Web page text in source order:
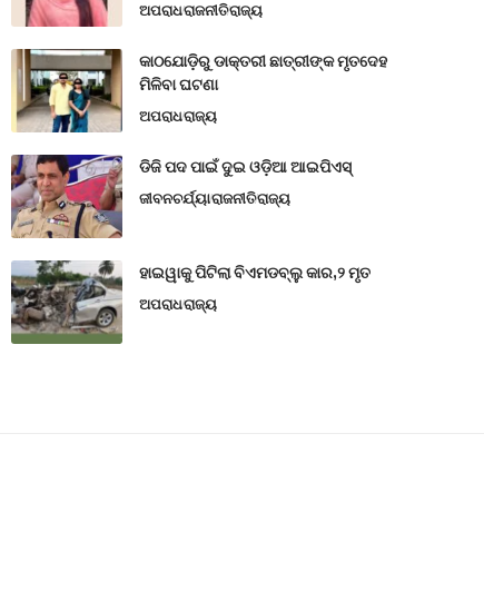
ଅପରାଧରାଜନୀତିରାଜ୍ୟ
କାଠଯୋଡ଼ିରୁ ଡାକ୍ତରୀ ଛାତ୍ରୀଙ୍କ ମୃତଦେହ
ମିଳିବା ଘଟଣା
ଅପରାଧରାଜ୍ୟ
ଡିଜି ପଦ ପାଇଁ ଦୁଇ ଓଡ଼ିଆ ଆଇପିଏସ୍
ଜୀବନଚର୍ଯ୍ୟାରାଜନୀତିରାଜ୍ୟ
ହାଇୱାକୁ ପିଟିଲା ବିଏମଡବ୍ଲୁ କାର,୨ ମୃତ
ଅପରାଧରାଜ୍ୟ